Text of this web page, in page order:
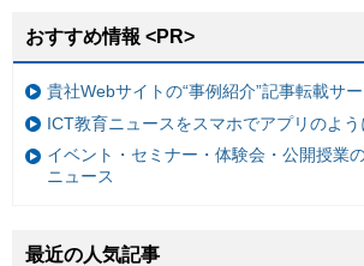
おすすめ情報 <PR>
貴社Webサイトの“事例紹介”記事転載サ
ICT教育ニュースをスマホでアプリのよ
イベント・セミナー・体験会・公開授業
ニュース
最近の人気記事